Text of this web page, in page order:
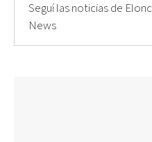
Seguí las noticias de
News